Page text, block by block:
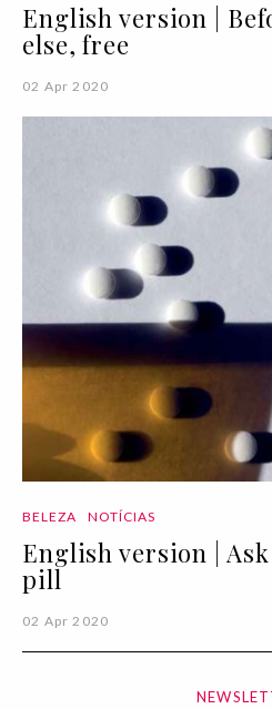
English version |
else, free
02 Apr 2020
BELEZA NOTÍCIAS
English version |
pill
02 Apr 2020